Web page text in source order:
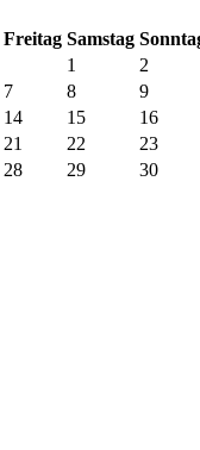
Freitag Samstag So
1
2
7 8
9
14 15
16
21 22
23
28 29
30